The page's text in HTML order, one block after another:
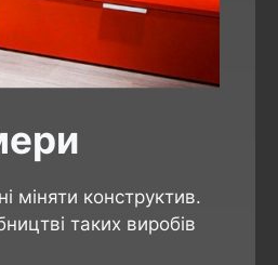
міняти конструктив.
таких виробів